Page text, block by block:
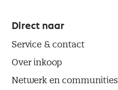
Direct naar
Service & contact
Over inkoop
Netwerk en communities